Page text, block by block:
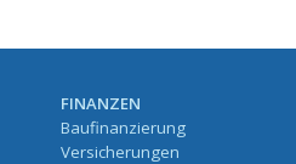
FINANZEN
Baufinanzierung
Versicherungen